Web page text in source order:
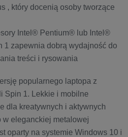
, który docenią osoby tworzące
Intel® Pentium® lub Intel®
1 zapewnia dobrą wydajność do
treści i rysowania
popularnego laptopa z
Spin 1. Lekkie i mobilne
dla kreatywnych i aktywnych
w eleganckiej metalowej
oparty na systemie Windows 10 i